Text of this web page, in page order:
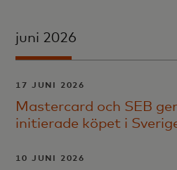
juni 2026
17 JUNI 2026
Mastercard och SEB
initierade köpet i
10 JUNI 2026